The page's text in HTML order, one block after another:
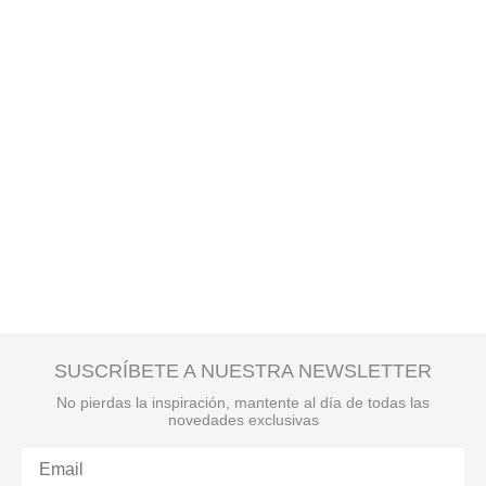
SUSCRÍBETE A NUESTRA NEWSLETTER
No pierdas la inspiración, mantente al día de todas las
novedades exclusivas